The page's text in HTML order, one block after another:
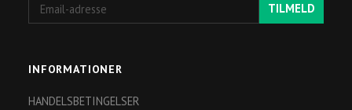
adresse
TILMELD
INFORMATIONER
HANDELSBETINGELSER